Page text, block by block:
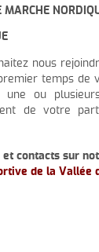
MARCHE
nous
temps de
une ou
et contacts sur
de la Vallée